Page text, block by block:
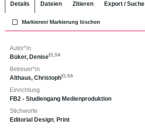
Details Dateien Zitieren Export / Suche
Markieren/ Markierung löschen
Autor*in
Büker, Denise ELSA
Betreuer*in
Althaus, Christoph ELSA
Einrichtung
FB2 - Studiengang Medienproduktion
Stichworte
Editorial Design; Print